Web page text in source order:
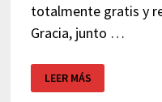
totalmente gratis y
Gracia, junto …
GALERÍA
DE
ARTE
LEER MÁS